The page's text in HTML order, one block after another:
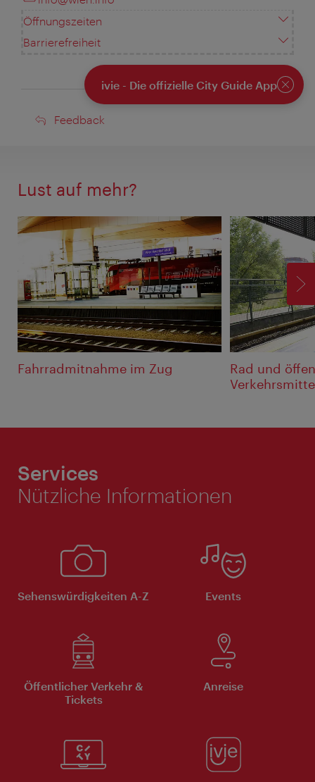
Öffnungszeiten
Barrierefreiheit
Feedback
Feedback
ivie - Die offizielle City Guide App
Lust auf mehr?
Fahrradmitnahme im Zug
Rad und
Services
Nützliche Informationen
Sehenswürdigkeiten A-Z Events
Öffentlicher Verkehr &
Tickets
Anreise